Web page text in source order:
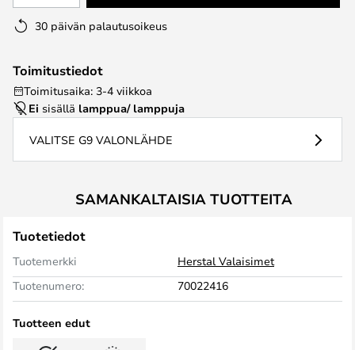
30 päivän palautusoikeus
Toimitustiedot
Toimitusaika: 3-4 viikkoa
Ei sisällä lamppua/ lamppuja
VALITSE G9 VALONLÄHDE
SAMANKALTAISIA TUOTTEITA
Tuotetiedot
Tuotemerkki
Herstal Valaisimet
Tuotenumero:
70022416
Tuotteen edut